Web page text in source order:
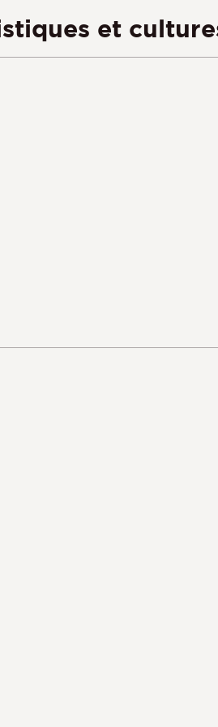
et